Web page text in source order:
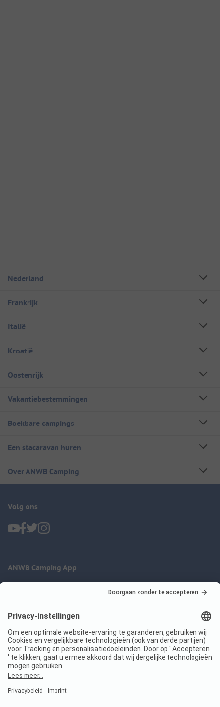
Nederland
Frankrijk
Italië
Kroatië
Oostenrijk
Vakantiebestemmingen
Boekbare campings
Een stacaravan huren
Over ANWB Camping
Volg ons
ANWB Camping App
Imprint
Jouw privacy
Voorwaarden
Wet digitale diensten